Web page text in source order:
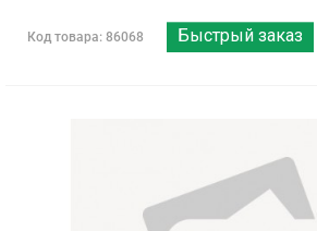
Код товара: 86068 Быстрый заказ